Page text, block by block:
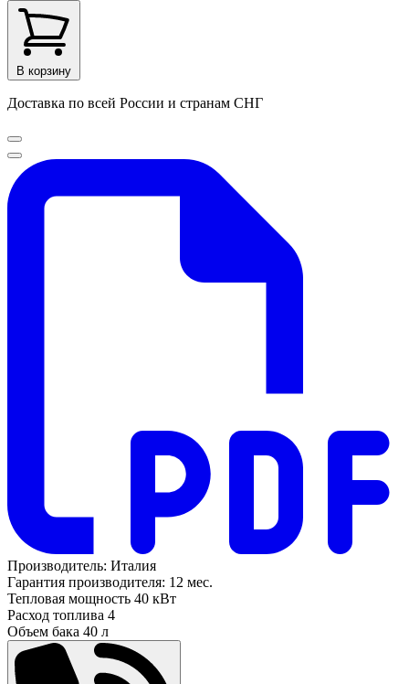
В корзину
Доставка по всей России и странам СНГ
Производитель: Италия
Гарантия производителя: 12 мес.
Тепловая мощность 40 кВт
Расход топлива 4
Объем бака 40 л